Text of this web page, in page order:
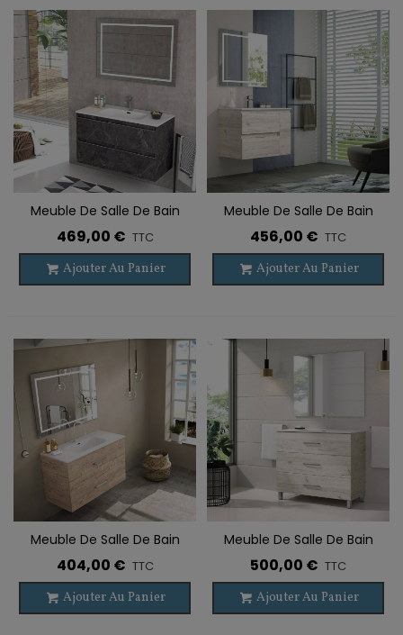
Meuble De Salle De Bain
Suspendu NASU 2 Tiroirs
469,00 € TTC
Ajouter Au Panier
Meuble De Salle De Bain
Suspendu KULA 2 Tiroirs + 1
Porte
456,00 € TTC
Ajouter Au Panier
Meuble De Salle De Bain
Suspendu TEIDE 2 Tiroirs
404,00 € TTC
Ajouter Au Panier
Meuble De Salle De Bain
Sur Pieds FUJI 3 Tiroirs Avec
Lavabo
500,00 € TTC
Ajouter Au Panier